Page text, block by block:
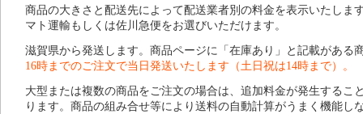
商品の大きさと配送先によって配送業者別の料金を表示いたしま
マト運輸もしくは佐川急便をお選びいただけます。
滋賀県から発送します。商品ページに「在庫あり」と記載がある
16時までのご注文で当日発送いたします（土日祝は14時まで）。
大型または複数の商品をご注文の場合は、追加料金が発生するこ
ります。商品の組み合せ等により送料の自動計算がうまく機能し